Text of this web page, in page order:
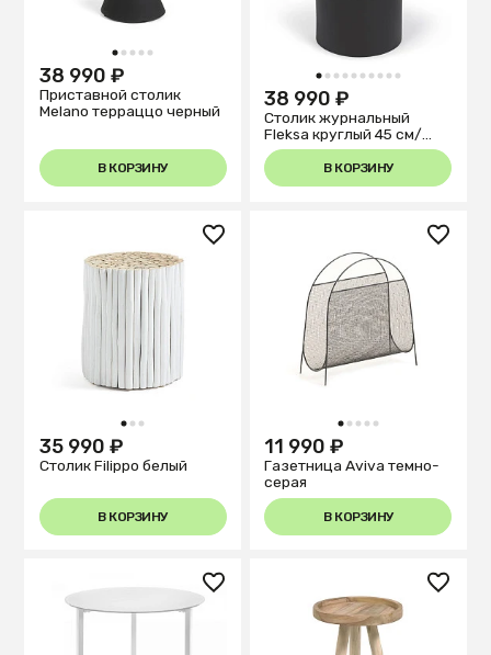
1 2 3 4 5
38 990 ₽
Приставной столик
Melano терраццо черный
В КОРЗИНУ
1 2 3 4 5 6 7 8 9 10
38 990 ₽
Столик журнальный
Fleksa круглый 45 см/
черный
В КОРЗИНУ
1 2 3
35 990 ₽
Столик Filippo белый
В КОРЗИНУ
1 2 3 4 5
11 990 ₽
Газетница Aviva темно-
серая
В КОРЗИНУ